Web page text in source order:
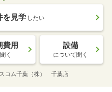
を見学 したい
費用
く
設備
について聞く
コム千葉（株） 千葉店